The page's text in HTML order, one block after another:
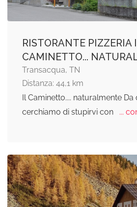
RISTORANTE PIZZERIA
CAMINETTO...
Transacqua, TN
Distanza: 44,1 km
Il Caminetto.... naturalmente Da
cerchiamo di stupirvi con
...